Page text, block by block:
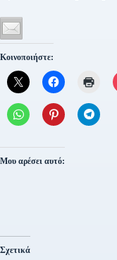
Κοινοποιήστε:
Μου αρέσει αυτό:
Σχετικά